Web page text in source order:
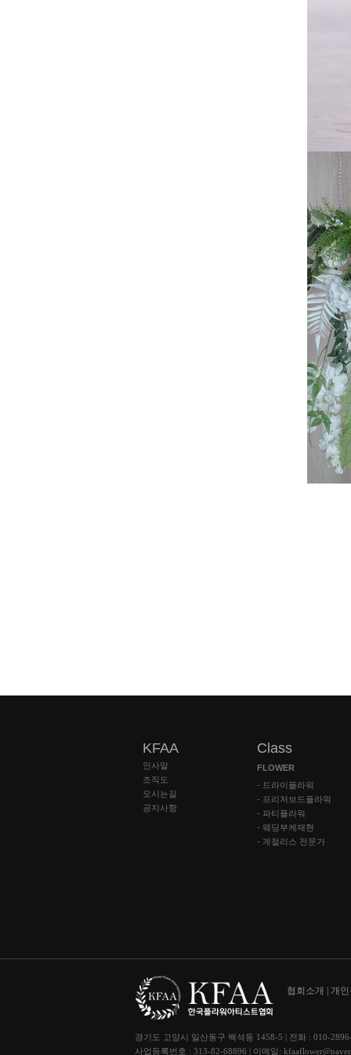
KFAA
인사말
조직도
오시는길
공지사항
Class
FLOWER
- 드라이플라워
- 프리저브드플라워
- 파티플라워
- 웨딩부케재현
- 계절리스 전문가
협회소개 | 개
경기도 고양시 일산동구 백석동 1458-5 | 전화 : 010-
사업등록번호 : 313-82-68896 | 이메일: